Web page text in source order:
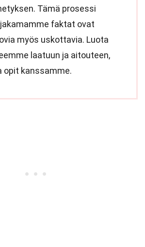
Tämä prosessi
faktat ovat
myös uskottavia. Luota
laatuun ja aitouteen,
opit kanssamme.